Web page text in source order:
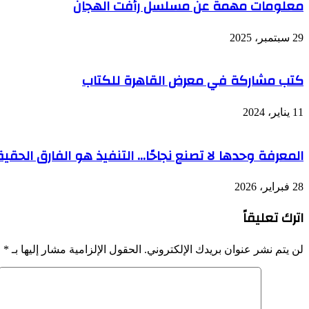
معلومات مهمة عن مسلسل رأفت الهجان
29 سبتمبر، 2025
كتب مشاركة في معرض القاهرة للكتاب
11 يناير، 2024
المعرفة وحدها لا تصنع نجاحًا… التنفيذ هو الفارق
28 فبراير، 2026
اترك تعليقاً
لن يتم نشر عنوان بريدك الإلكتروني. الحقول الإلزامية مشار إليها بـ *